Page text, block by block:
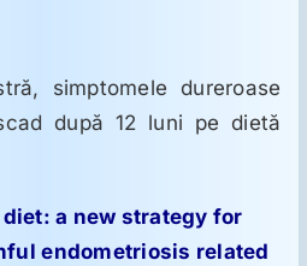
simptomele dureroase
după 12 luni pe dietă
a new strategy for
endometriosis related